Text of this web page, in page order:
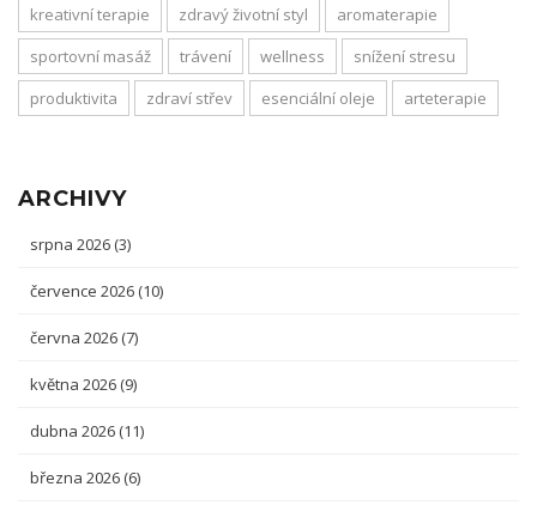
kreativní terapie
zdravý životní styl
aromaterapie
sportovní masáž
trávení wellness
snížení stresu
produktivita
zdraví střev esenciální oleje arteterapie
ARCHIVY
srpna 2026 (3)
července 2026 (10)
června 2026 (7)
května 2026 (9)
dubna 2026 (11)
března 2026 (6)